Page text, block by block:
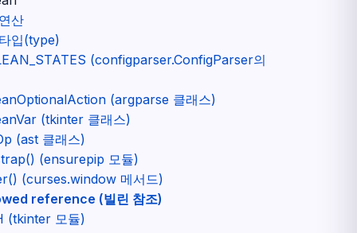
산
입(type)
(configparser.ConfigParser의
(argparse 클래스)
(tkinter 클래스)
(ast 클래스)
(ensurepip 모듈)
(curses.window 메서드)
reference (빌린 참조)
(tkinter 모듈)